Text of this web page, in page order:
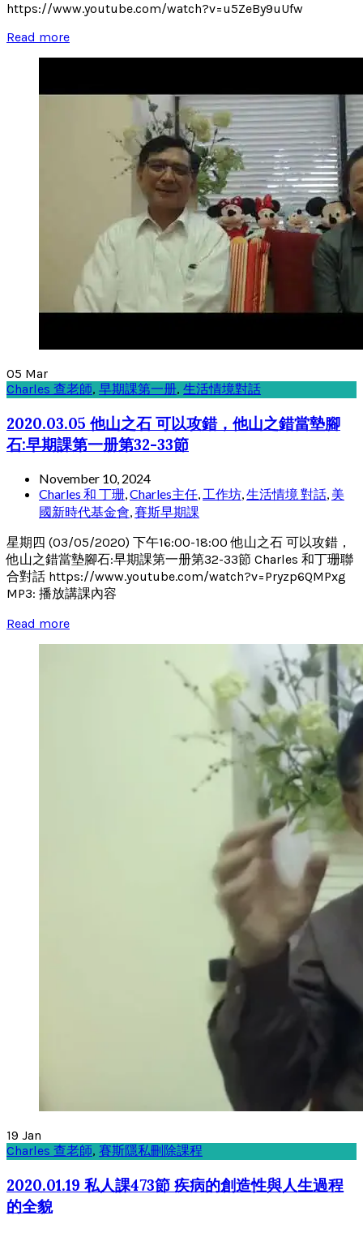
https://www.youtube.com/watch?v=u5ZeBy9uUfw
Read more
05 Mar
Charles 查老師, 早期課第一册, 生活情境對話
2020.03.05 他山之石 可以攻錯，他山之錯當墊腳
石:早期課第一册第32-33節
November 10, 2024
Charles 和 丁珊,Charles主任, 工作坊,生活情境 對話, 美
國新時代基金會,賽斯早期課
星期四 (03/05/2020) 下午16:00-18:00 他山之石 可以攻錯，
他山之錯當墊腳石:早期課第一册第32-33節 Charles 和丁珊聯
合對話 https://www.youtube.com/watch?v=Pryzp6QMPxg
MP3: 播放講課內容
Read more
19 Jan
Charles 查老師, 賽斯隱私刪除課程
2020.01.19 私人課473節 疾病的創造性與人生過程
的全貌